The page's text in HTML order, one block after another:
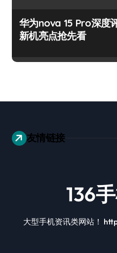
华为nova 15 Pro深度
新机亮点抢先看
友情链接
136
大型手机资讯类网站！